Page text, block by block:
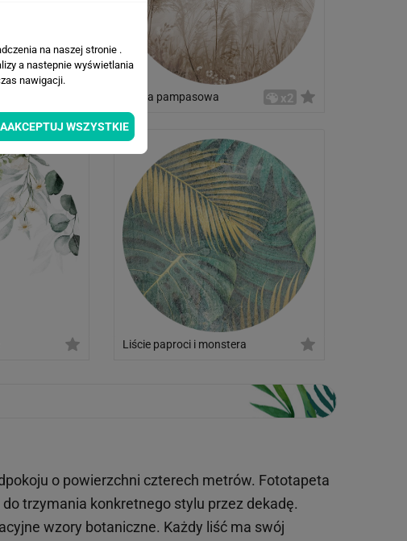
Trawa pampasowa x2
Liście paproci i monstera
o powierzchni czterech metrów. Fototapeta
trzymania konkretnego stylu przez dekadę.
wzory botaniczne. Każdy liść ma swój
na naszej stronie .
a nastepnie wyświetlania
nawigacji.
WSZYSTKIE